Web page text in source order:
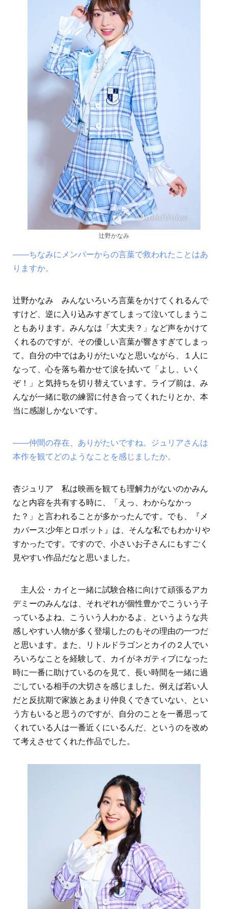
辻野かなみ
――ちなみにメンバーからの言葉で救われたことはあ
りますか。
辻野かなみ みんないろいろ言葉をかけてくれるんで
すけど、逆に入り込みすぎてしまって泣いてしまうこ
ともあります。みんなは「大丈夫？」など声をかけて
くれるのですが、その優しい言葉が響きすぎてしまっ
て。自分の中ではありがたいなと思いながら、１人に
なって、心を落ち着かせて涙を拭いて「よし、いく
ぞ！」と気持ちを切り替えています。ライブ前は、み
んなが一緒に歌の練習に付き合ってくれたりとか、本
当に感謝しかないです。
――仲間の存在、ありがたいですね。ジュリアさんは
本作を観てどのようなことを感じましたか。
杏ジュリア 私は映画を観ても理解力がないのかみん
なと内容を共有する時に、「えっ、わからなかっ
た？」と言われることが多かったんです。でも、『メ
カバース:少年とロボット』は、そんな私でもわかりや
すかったです。ですので、小さいお子さんにもすごく
見やすい作品だなと思いました。
主人公・カイと一緒に試験合格に向けて頑張るアカ
デミーのみんなは、それぞれが個性豊かでこういう子
っているよね、こういう人わかるよ、というような共
感しやすい人物が多く登場したのもその理由の一つだ
と思います。また、リトルドラゴンとカイの２人でい
ろいろなことを経験して、カイがネガティブになった
時に一番に助けているのを見て、長い時間を一緒に過
ごしている相手の大切さを感じました。例えば若い人
だと反抗期で家族とあまり仲良くできていない、とい
う方もいると思うのですが、自分のことを一番思って
くれている人は一番近くにいるんだ、というのを改め
て考えさせてくれた作品でした。